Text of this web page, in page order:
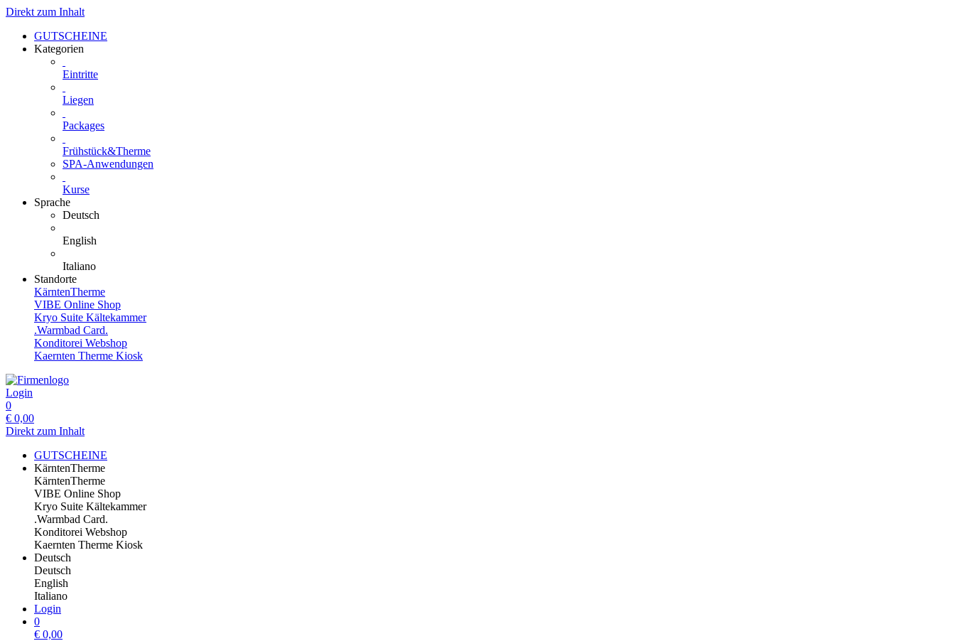
Direkt zum Inhalt
GUTSCHEINE
Kategorien
Eintritte
Liegen
Packages
Frühstück&Therme
SPA-Anwendungen
Kurse
Sprache
Deutsch
English
Italiano
Standorte
KärntenTherme
VIBE Online Shop
Kryo Suite Kältekammer
.Warmbad Card.
Konditorei Webshop
Kaernten Therme Kiosk
Login
0
€ 0,00
Direkt zum Inhalt
GUTSCHEINE
KärntenTherme
KärntenTherme
VIBE Online Shop
Kryo Suite Kältekammer
.Warmbad Card.
Konditorei Webshop
Kaernten Therme Kiosk
Deutsch
Deutsch
English
Italiano
Login
0
€ 0,00